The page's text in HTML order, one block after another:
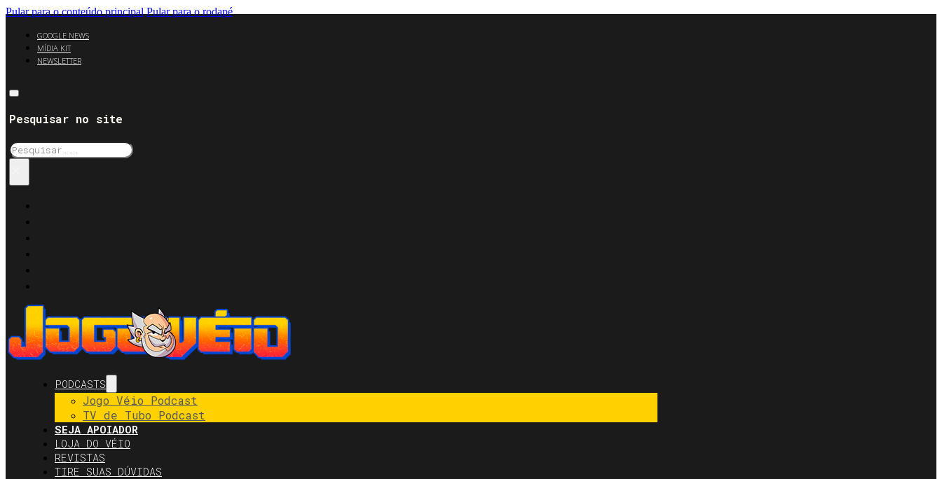
Pular para o conteúdo principal Pular para o rodapé
GOOGLE NEWS
MÍDIA KIT
NEWSLETTER
Pesquisar no site
Pesquisar
PODCASTS
Jogo Véio Podcast
TV de Tubo Podcast
SEJA APOIADOR
LOJA DO VÉIO
REVISTAS
TIRE SUAS DÚVIDAS